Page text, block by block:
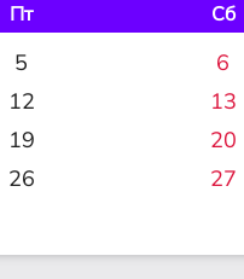
Пт Сб
5 6
12 13
19 20
26 27